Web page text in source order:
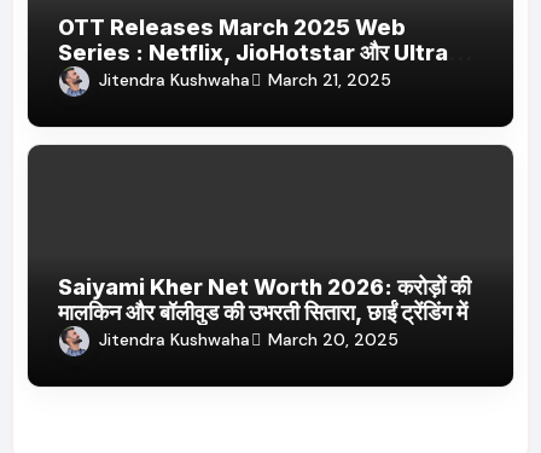
OTT Releases March 2025 Web
Series : Netflix, JioHotstar और Ultra
Jhakaas पर नई वेब सीरीज और फिल्में
Jitendra Kushwaha March 21, 2025
Saiyami Kher Net Worth 2026: करोड़ों की
मालकिन और बॉलीवुड की उभरती सितारा, छाईं ट्रेंडिंग में
Jitendra Kushwaha March 20, 2025